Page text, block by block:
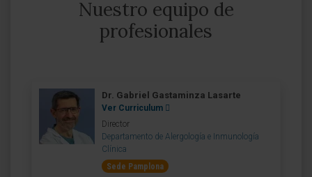
Nuestro equipo de
profesionales
Dr. Gabriel Gastaminza Lasarte
Ver Curriculum
Director
Departamento de Alergología e Inmunología
Clínica
Sede Pamplona